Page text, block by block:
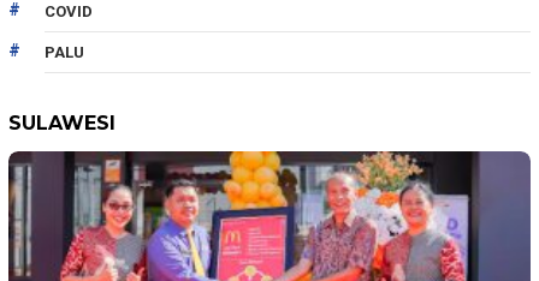
COVID
PALU
SULAWESI